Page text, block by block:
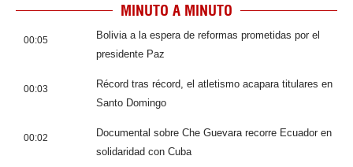
MINUTO A MINUTO
00:05
Bolivia a la espera de reformas prometidas por el
presidente Paz
00:03
Récord tras récord, el atletismo acapara titulares en
Santo Domingo
00:02
Documental sobre Che Guevara recorre Ecuador en
solidaridad con Cuba